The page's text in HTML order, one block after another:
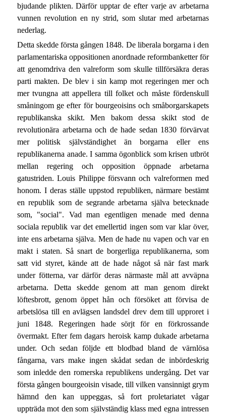
bjudande plikten. Därför upptar de efter varje av arbetarna
vunnen revolution en ny strid, som slutar med arbetarnas
nederlag.
Detta skedde första gången 1848. De liberala borgarna i den
parlamentariska oppositionen anordnade reformbanketter för
att genomdriva den valreform som skulle tillförsäkra deras
parti makten. De blev i sin kamp mot regeringen mer och
mer tvungna att appellera till folket och måste fördenskull
småningom ge efter för bourgeoisins och småborgarskapets
republikanska skikt. Men bakom dessa skikt stod de
revolutionära arbetarna och de hade sedan 1830 förvärvat
mer politisk självständighet än borgarna eller ens
republikanerna anade. I samma ögonblick som krisen utbröt
mellan regering och opposition öppnade arbetarna
gatustriden. Louis Philippe försvann och valreformen med
honom. I deras ställe uppstod republiken, närmare bestämt
en republik som de segrande arbetarna själva betecknade
som, "social". Vad man egentligen menade med denna
sociala republik var det emellertid ingen som var klar över,
inte ens arbetarna själva. Men de hade nu vapen och var en
makt i staten. Så snart de borgerliga republikanerna, som
satt vid styret, kände att de hade något så när fast mark
under fötterna, var därför deras närmaste mål att avväpna
arbetarna. Detta skedde genom att man genom direkt
löftesbrott, genom öppet hån och försöket att förvisa de
arbetslösa till en avlägsen landsdel drev dem till upproret i
juni 1848. Regeringen hade sörjt för en förkrossande
övermakt. Efter fem dagars heroisk kamp dukade arbetarna
under. Och sedan följde ett blodbad bland de värnlösa
fångarna, vars make ingen skådat sedan de inbördeskrig
som inledde den romerska republikens undergång. Det var
första gången bourgeoisin visade, till vilken vansinnigt grym
hämnd den kan uppeggas, så fort proletariatet vågar
uppträda mot den som självständig klass med egna intressen